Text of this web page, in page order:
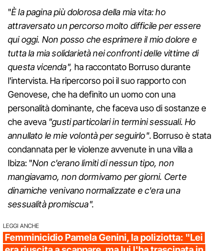
"È la pagina più dolorosa della mia vita: ho
attraversato un percorso molto difficile per essere
qui oggi. Non posso che esprimere il mio dolore e
tutta la mia solidarietà nei confronti delle vittime di
questa vicenda", ha raccontato Borruso durante
l'intervista. Ha ripercorso poi il suo rapporto con
Genovese, che ha definito un uomo con una
personalità dominante, che faceva uso di sostanze e
che aveva "gusti particolari in termini sessuali. Ho
annullato le mie volontà per seguirlo". Borruso è stata
condannata per le violenze avvenute in una villa a
Ibiza: "Non c'erano limiti di nessun tipo, non
mangiavamo, non dormivamo per giorni. Certe
dinamiche venivano normalizzate e c'era una
sessualità promiscua".
LEGGI ANCHE
Femminicidio Pamela Genini, la poliziotta: "Lei